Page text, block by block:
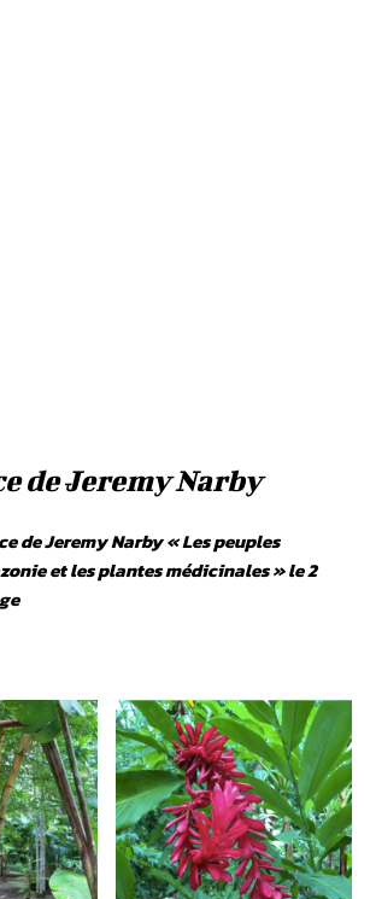
de Jeremy Narby
de Jeremy Narby «Les peuples
et les plantes médicinales» le 2